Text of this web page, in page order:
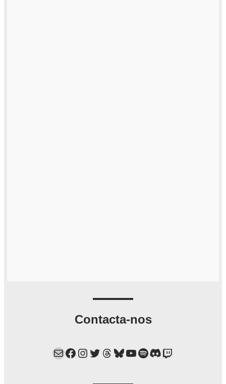
Contacta-nos
Mail Facebook Instagram Twitter Threads Bluesky YouTube Spotify Discord Twitch